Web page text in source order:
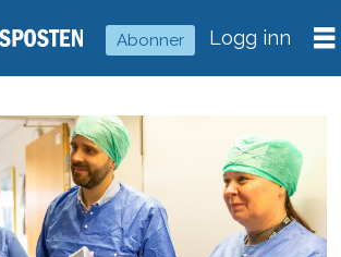
Abonner Logg inn